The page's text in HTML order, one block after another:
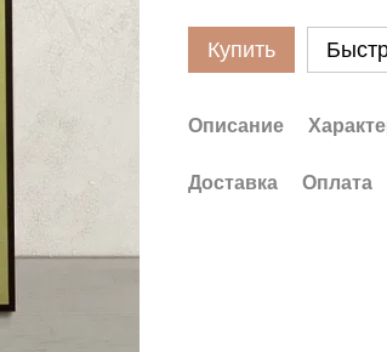
Купить
Описание
Доставка Оплата